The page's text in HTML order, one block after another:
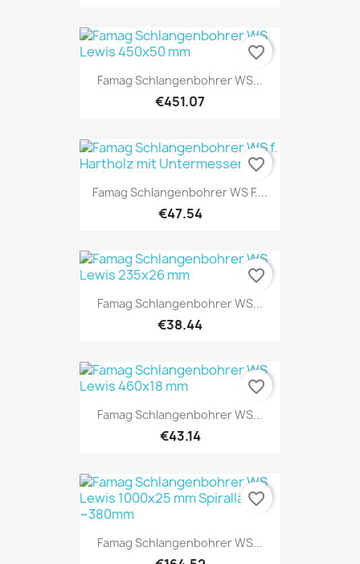
Famag Schlangenbohrer WS...
€451.07
favorite_border
Famag Schlangenbohrer WS F....
€47.54
favorite_border
Famag Schlangenbohrer WS...
€38.44
favorite_border
Famag Schlangenbohrer WS...
€43.14
favorite_border
Famag Schlangenbohrer WS...
favorite_border